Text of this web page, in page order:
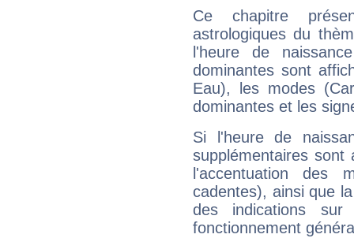
Ce chapitre
astrologiques du
l'heure de
dominantes sont
Eau), les modes
dominantes et les
Si l'heure de
supplémentaires sont
l'accentuation des
cadentes), ainsi que
des indications sur
fonctionnement